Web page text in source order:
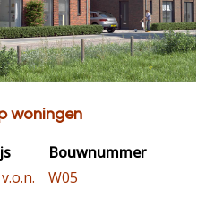
woningen
Bouwnummer
W05